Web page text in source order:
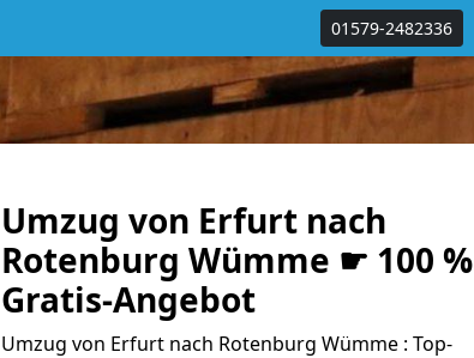
01579-2482336
Umzug von Erfurt nach
Rotenburg Wümme ☛ 100 %
Gratis-Angebot
Umzug von Erfurt nach Rotenburg Wümme : Top-